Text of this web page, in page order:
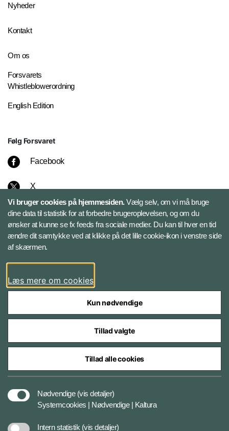
Nyheder
Kontakt
Om os
Forsvarets
Whistleblowerordning
English Edition
Følg Forsvaret
Facebook
X
Instagram
Bluesky
LinkedIn
Styrelser og myndigheder under Forsvarsministeriet
Vi bruger cookies på hjemmesiden.Vælg selv, om vi må bruge
dine data til statistik for at forbedre brugeroplevelsen, og om du
ønsker at kunne se fx feeds fra sociale medier. Du kan til hver en tid
ændre dit samtykke ved at klikke på det lille cookie-ikon i venstre side
af skærmen.
Læs mere om cookies
Kun nødvendige
Tillad valgte
Tillad alle cookies
Nødvendige (vis detaljer)
Systemcookies | Nødvendige | Kaltura
Intern statistik (vis detaljer)